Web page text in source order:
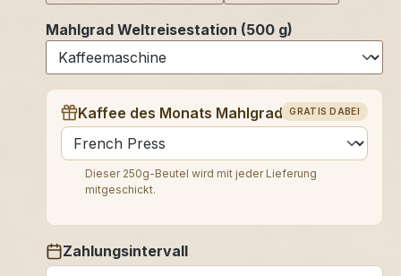
Mahlgrad Weltreisestation (500 g)
GRATIS DABEI
Kaffee des Monats Mahlgrad (250 g)
auswählen
Dieser 250g-Beutel wird mit jeder Lieferung
mitgeschickt.
Zahlungsintervall
auswählen